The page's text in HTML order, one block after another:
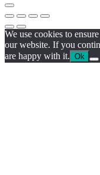
We use cookies to
our website. If you
are happy with it. Ok